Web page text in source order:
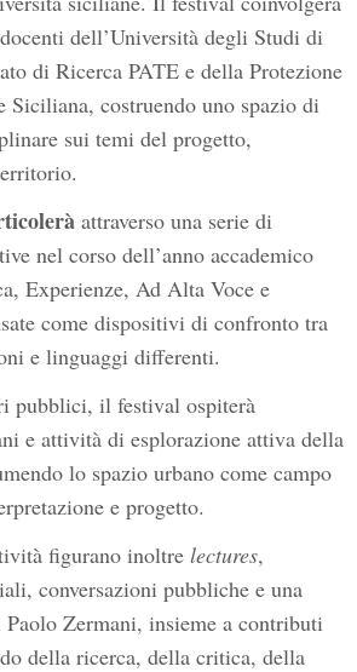
dell’Università degli Studi di
di Ricerca PATE e della Protezione
costruendo uno spazio di
sui temi del progetto,
attraverso una serie di
nel corso dell’anno accademico
Experienze, Ad Alta Voce e
come dispositivi di confronto tra
e linguaggi differenti.
pubblici, il festival ospiterà
e attività di esplorazione attiva della
lo spazio urbano come campo
e progetto.
figurano inoltre lectures,
conversazioni pubbliche e una
Zermani, insieme a contributi
della ricerca, della critica, della